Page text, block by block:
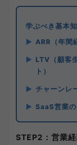
学ぶべき基本
ARR（年間
LTV（顧客
ト）
チャーンレ
SaaS営業
STEP2：営業